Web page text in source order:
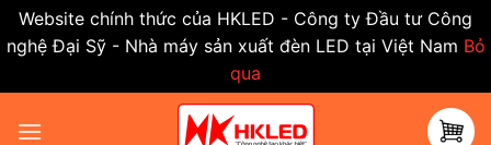
Website chính thức của HKLED - Công ty Đầu tư Công
nghệ Đại Sỹ - Nhà máy sản xuất đèn LED tại Việt Nam Bỏ
qua
qua